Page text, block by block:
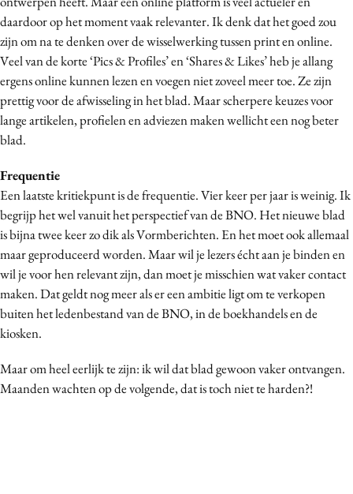
daardoor op het moment vaak relevanter. Ik denk dat het goed zou
zijn om na te denken over de wisselwerking tussen print en online.
Veel van de korte ‘Pics & Profiles’ en ‘Shares & Likes’ heb je allang
ergens online kunnen lezen en voegen niet zoveel meer toe. Ze zijn
prettig voor de afwisseling in het blad. Maar scherpere keuzes voor
lange artikelen, profielen en adviezen maken wellicht een nog beter
blad.
Frequentie
Een laatste kritiekpunt is de frequentie. Vier keer per jaar is weinig. Ik
begrijp het wel vanuit het perspectief van de BNO. Het nieuwe blad
is bijna twee keer zo dik als Vormberichten. En het moet ook allemaal
maar geproduceerd worden. Maar wil je lezers écht aan je binden en
wil je voor hen relevant zijn, dan moet je misschien wat vaker contact
maken. Dat geldt nog meer als er een ambitie ligt om te verkopen
buiten het ledenbestand van de BNO, in de boekhandels en de
kiosken.
Maar om heel eerlijk te zijn: ik wil dat blad gewoon vaker ontvangen.
Maanden wachten op de volgende, dat is toch niet te harden?!